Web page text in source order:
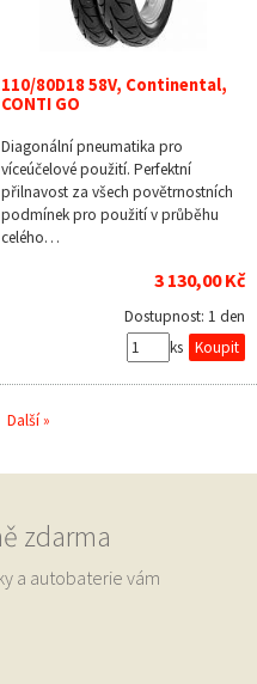
110/80D18 58V, Continental,
CONTI GO
Diagonální pneumatika pro
víceúčelové použití. Perfektní
přilnavost za všech povětrnostních
podmínek pro použití v průběhu
celého…
3 130,00 Kč
Dostupnost: 1 den
ks
Další »
zdarma
a autobaterie vám